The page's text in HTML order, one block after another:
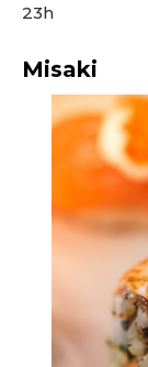
23h
Misaki